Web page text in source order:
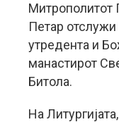
Митрополитот
Петар
утредента и
манастирот
Битола.
На